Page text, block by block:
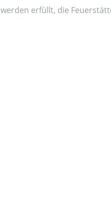
erfüllt, die